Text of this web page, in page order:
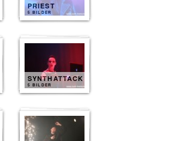
PRIEST
5 BILDER
SYNTHATTACK
5 BILDER